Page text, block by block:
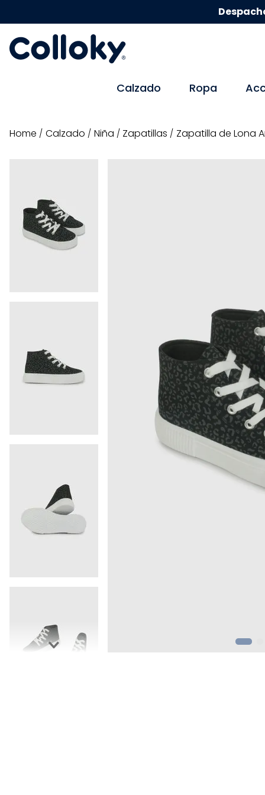
Calzado Ropa
calzado niña zapatillas Zapatilla de Lona